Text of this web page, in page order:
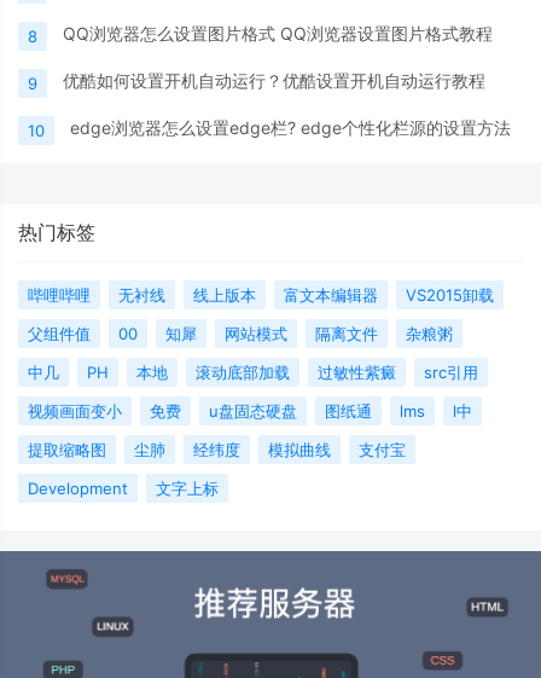
8 QQ浏览器怎么设置图片格式 QQ浏览器设置图片格式教程
9 优酷如何设置开机自动运行？优酷设置开机自动运行教程
10 edge浏览器怎么设置edge栏? edge个性化栏源的设置方法
热门标签
哔哩哔哩 无衬线 线上版本 富文本编辑器
VS2015卸载
父组件值
00 知犀 网站模式 隔离文件
杂粮粥
中几
PH 本地 滚动底部加载 过敏性紫癜
src引用
视频画面变小
免费 u盘固态硬盘 图纸通 lms
l中
提取缩略图
尘肺 经纬度 模拟曲线
支付宝
Development
文字上标